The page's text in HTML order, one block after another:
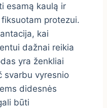
esamą kaulą ir
protezui.
kai
dažnai reikia
yra ženkliai
svarbu vyresnio
didesnės
būti